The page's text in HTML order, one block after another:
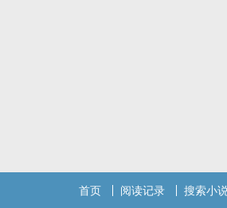
首页 阅读记录 搜索小